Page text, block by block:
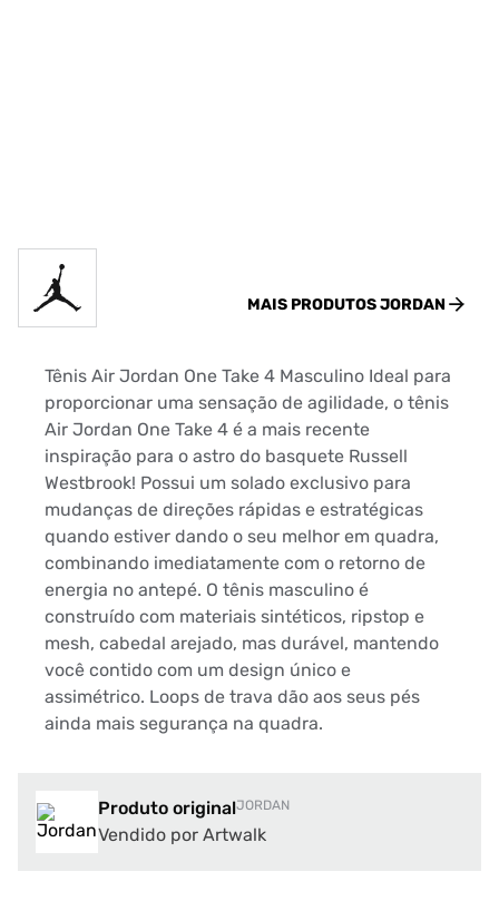
MAIS PRODUTOSJORDAN
Tênis Air Jordan One Take 4 Masculino Ideal para
proporcionar uma sensação de agilidade, o tênis
Air Jordan One Take 4 é a mais recente
inspiração para o astro do basquete Russell
Westbrook! Possui um solado exclusivo para
mudanças de direções rápidas e estratégicas
quando estiver dando o seu melhor em quadra,
combinando imediatamente com o retorno de
energia no antepé. O tênis masculino é
construído com materiais sintéticos, ripstop e
mesh, cabedal arejado, mas durável, mantendo
você contido com um design único e
assimétrico. Loops de trava dão aos seus pés
ainda mais segurança na quadra.
Produto originalJORDAN
Vendido por Artwalk